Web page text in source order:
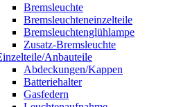
Bremsleuchte
Bremsleuchteneinzelteile
Bremsleuchtenglühlampe
Zusatz-Bremsleuchte
Anbauteile
Abdeckungen/Kappen
Batteriehalter
Gasfedern